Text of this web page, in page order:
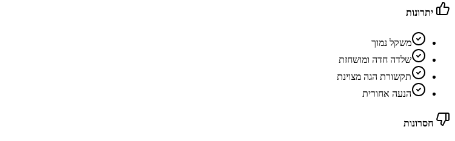
יתרונות
משקל נמוך
שלדה חדה ומושחזת
תקשורת הגה מצוינת
הנעה אחורית
חסרונות